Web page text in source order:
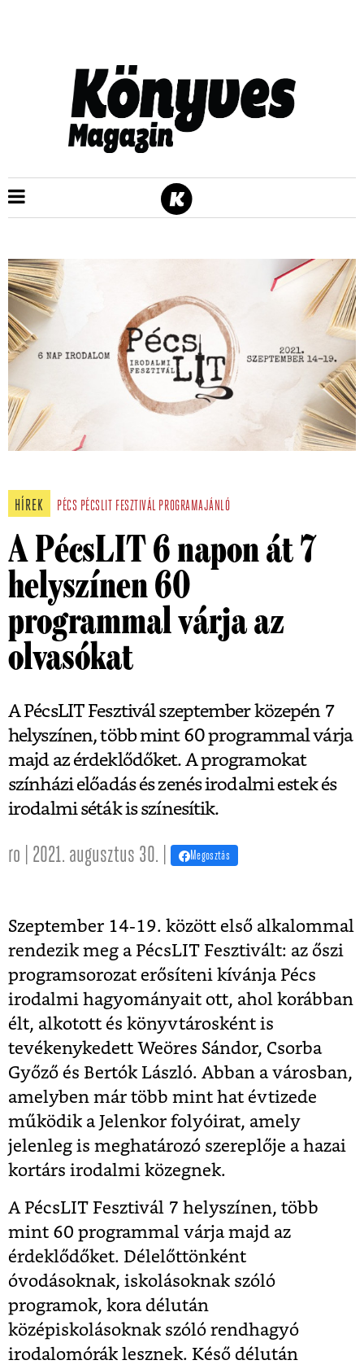
HÍREK PÉCS PÉCSLIT FESZTIVÁL PROGRAMAJÁNLÓ
A PécsLIT 6 napon át 7
helyszínen 60
programmal várja az
olvasókat
A PécsLIT Fesztivál szeptember közepén 7
helyszínen, több mint 60 programmal várja
majd az érdeklődőket. A programokat
színházi előadás és zenés irodalmi estek és
irodalmi séták is színesítik.
ro | 2021. augusztus 30. | Megosztás
Szeptember 14-19. között első alkalommal
rendezik meg a PécsLIT Fesztivált: az őszi
programsorozat erősíteni kívánja Pécs
irodalmi hagyományait ott, ahol korábban
élt, alkotott és könyvtárosként is
tevékenykedett Weöres Sándor, Csorba
Győző és Bertók László. Abban a városban,
amelyben már több mint hat évtizede
működik a Jelenkor folyóirat, amely
jelenleg is meghatározó szereplője a hazai
kortárs irodalmi közegnek.
A PécsLIT Fesztivál 7 helyszínen, több
mint 60 programmal várja majd az
érdeklődőket. Délelőttönként
óvodásoknak, iskolásoknak szóló
programok, kora délután
középiskolásoknak szóló rendhagyó
irodalomórák lesznek. Késő délután